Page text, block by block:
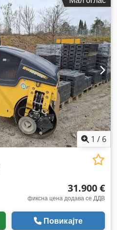
1 / 6
31.900 €
фиксна цена додава се ДДВ
Повикајте